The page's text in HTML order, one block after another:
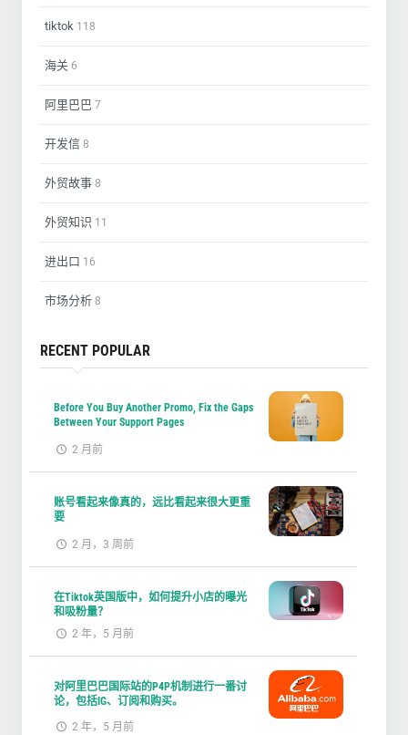
tiktok 118
海关 6
阿里巴巴 7
开发信 8
外贸故事 8
外贸知识 11
进出口 16
市场分析 8
RECENT POPULAR
Before You Buy Another Promo, Fix the Gaps
Between Your Support Pages
2 月前
账号看起来像真的，远比看起来很大更重
要
2 月，3 周前
在Tiktok英国版中，如何提升小店的曝光
和吸粉量？
2 年，5 月前
对阿里巴巴国际站的P4P机制进行一番讨
论，包括IG、订阅和购买。
2 年，5 月前